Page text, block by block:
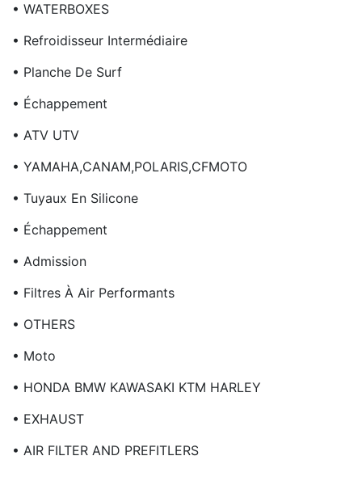
• WATERBOXES
• Refroidisseur Intermédiaire
• Planche De Surf
• Échappement
• ATV UTV
• YAMAHA,CANAM,POLARIS,CFMOTO
• Tuyaux En Silicone
• Échappement
• Admission
• Filtres À Air Performants
• OTHERS
• Moto
• HONDA BMW KAWASAKI KTM HARLEY
• EXHAUST
• AIR FILTER AND PREFITLERS